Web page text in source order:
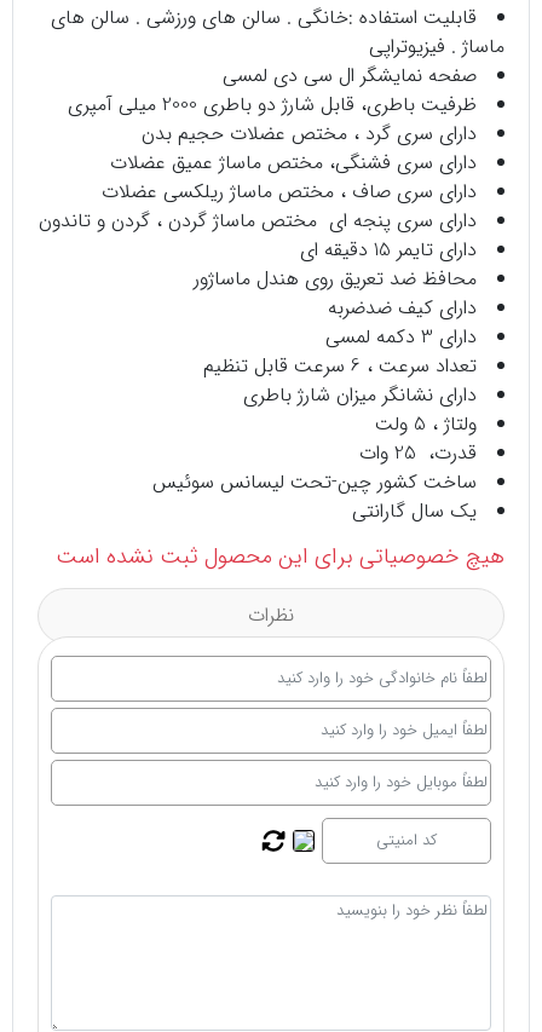
قابلیت استفاده :خانگی . سالن های ورزشی . سالن های
ماساژ . فیزیوتراپی
صفحه نمایشگر ال سی دی لمسی
ظرفیت باطری، قابل شارژ دو باطری 2000 میلی آمپری
دارای سری گرد ، مختص عضلات حجیم بدن
دارای سری فشنگی، مختص ماساژ عمیق عضلات
دارای سری صاف ، مختص ماساژ ریلکسی عضلات
دارای سری پنجه ای مختص ماساژ گردن ، گردن و تاندون
دارای تایمر 15 دقیقه ای
محافظ ضد تعریق روی هندل ماساژور
دارای کیف ضدضربه
دارای 3 دکمه لمسی
تعداد سرعت ، 6 سرعت قابل تنظیم
دارای نشانگر میزان شارژ باطری
ولتاژ ، 5 ولت
قدرت، 25 وات
ساخت کشور چین-تحت لیسانس سوئیس
یک سال گارانتی
هیچ خصوصیاتی برای این محصول ثبت نشده است
نظرات